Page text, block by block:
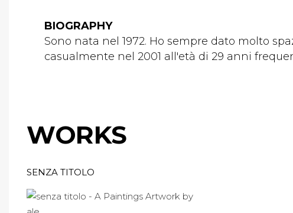
BIOGRAPHY
Sono nata nel 1972. Ho sempre dato molto
casualmente nel 2001 all'età di 29 anni
WORKS
SENZA TITOLO